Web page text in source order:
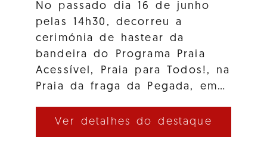
No passado dia 16 de junho
pelas 14h30, decorreu a
cerimónia de hastear da
bandeira do Programa Praia
Acessível, Praia para Todos!, na
Praia da fraga da Pegada, em…
Ver detalhes do destaque